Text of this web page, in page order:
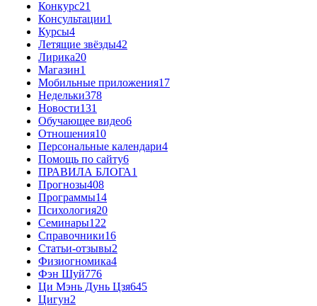
Конкурс21
Консультации1
Курсы4
Летящие звёзды42
Лирика20
Магазин1
Мобильные приложения17
Недельки378
Новости131
Обучающее видео6
Отношения10
Персональные календари4
Помощь по сайту6
ПРАВИЛА БЛОГА1
Прогнозы408
Программы14
Психология20
Семинары122
Справочники16
Статьи-отзывы2
Физиогномика4
Фэн Шуй776
Ци Мэнь Дунь Цзя645
Цигун2